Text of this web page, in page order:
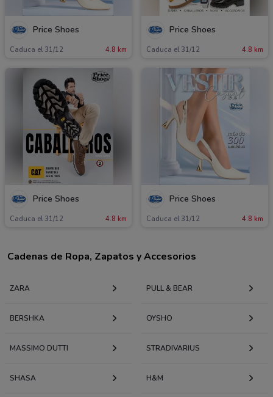
Price Shoes
Caduca el 31/12 4.8 km
Price Shoes
Caduca el 31/12 4.8 km
Price Shoes
Caduca el 31/12 4.8 km
Price Shoes
Caduca el 31/12 4.8 km
Cadenas de Ropa, Zapatos y Accesorios
ZARA PULL & BEAR
BERSHKA OYSHO
MASSIMO DUTTI STRADIVARIUS
SHASA H&M